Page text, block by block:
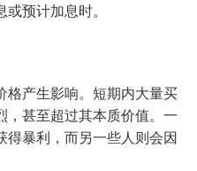
预计加息时。
格产生影响。短期内大量买
，甚至超过其本质价值。一
得暴利，而另一些人则会因